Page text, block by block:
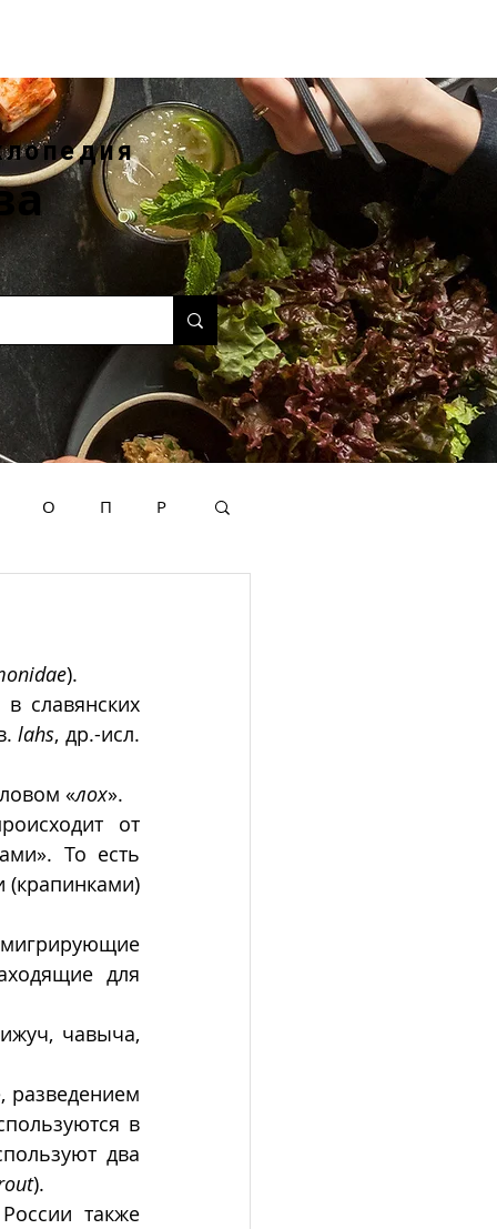
О П Р
).
славянских
lahs
«лох».
от
То есть
для
чавыча,
разведением
в
два
).
также